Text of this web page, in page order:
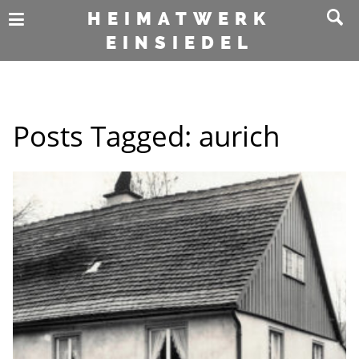
HEIMATWERK
EINSIEDEL
Posts Tagged: aurich